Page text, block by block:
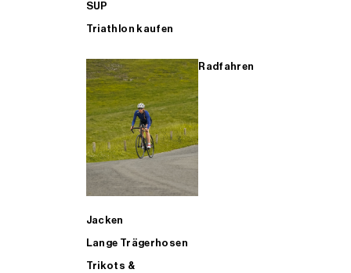
SUP
Triathlon kaufen
Radfahren
Jacken
Lange Trägerhosen
Trikots &